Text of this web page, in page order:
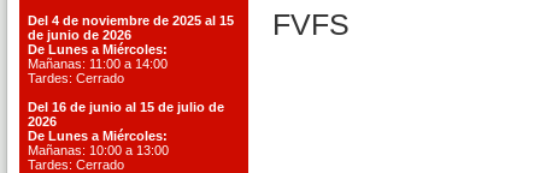
Del 4 de noviembre de 2025 al 15
de junio de 2026
De Lunes a Miércoles:
Mañanas: 11:00 a 14:00
Tardes: Cerrado
Del 16 de junio al 15 de julio de
2026
De Lunes a Miércoles:
Mañanas: 10:00 a 13:00
Tardes: Cerrado
FVFS